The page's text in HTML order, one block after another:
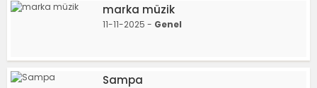
marka müzik
11-11-2025 - Genel
Sampa